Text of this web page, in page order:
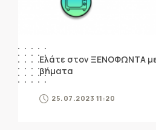
Ελάτε στον ΞΕΝΟΦΩΝΤΑ
βήματα
25.07.2023 11:20